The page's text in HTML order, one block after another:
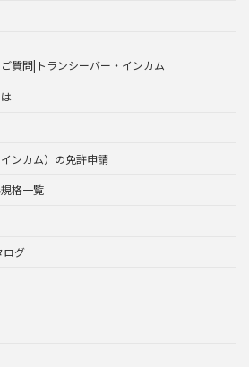
質問|トランシーバー・インカム
ンカム）の免許申請
格一覧
ログ